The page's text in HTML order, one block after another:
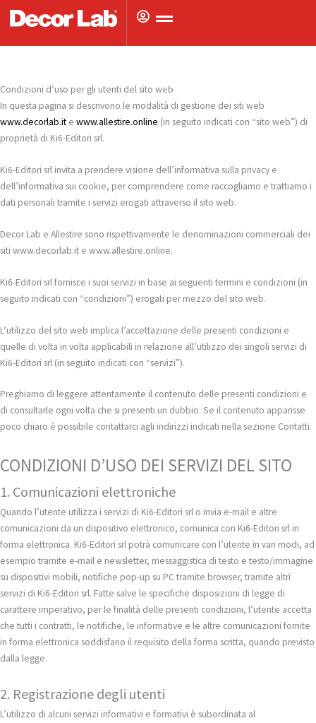
Condizioni d’uso per gli utenti del sito web
In questa pagina si descrivono le modalità di gestione dei siti web
www.decorlab.it e www.allestire.online (in seguito indicati con “sito web”) di
proprietà di Ki6-Editori srl.
Ki6-Editori srl invita a prendere visione dell’informativa sulla privacy e
dell’informativa sui cookie, per comprendere come raccogliamo e trattiamo i
dati personali tramite i servizi erogati attraverso il sito web.
Decor Lab e Allestire sono rispettivamente le denominazioni commerciali dei
siti www.decorlab.it e www.allestire.online.
Ki6-Editori srl fornisce i suoi servizi in base ai seguenti termini e condizioni (in
seguito indicati con “condizioni”) erogati per mezzo del sito web.
L’utilizzo del sito web implica l’accettazione delle presenti condizioni e
quelle di volta in volta applicabili in relazione all’utilizzo dei singoli servizi di
Ki6-Editori srl (in seguito indicati con “servizi”).
Preghiamo di leggere attentamente il contenuto delle presenti condizioni e
di consultarle ogni volta che si presenti un dubbio. Se il contenuto apparisse
poco chiaro è possibile contattarci agli indirizzi indicati nella sezione Contatti.
CONDIZIONI D’USO DEI SERVIZI DEL SITO
1. Comunicazioni elettroniche
Quando l’utente utilizza i servizi di Ki6-Editori srl o invia e-mail e altre
comunicazioni da un dispositivo elettronico, comunica con Ki6-Editori srl in
forma elettronica. Ki6-Editori srl potrà comunicare con l’utente in vari modi, ad
esempio tramite e-mail e newsletter, messaggistica di testo e testo/immagine
su dispositivi mobili, notifiche pop-up su PC tramite browser, tramite altri
servizi di Ki6-Editori srl. Fatte salve le specifiche disposizioni di legge di
carattere imperativo, per le finalità delle presenti condizioni, l’utente accetta
che tutti i contratti, le notifiche, le informative e le altre comunicazioni fornite
in forma elettronica soddisfano il requisito della forma scritta, quando previsto
dalla legge.
2. Registrazione degli utenti
L’utilizzo di alcuni servizi informativi e formativi è subordinata al